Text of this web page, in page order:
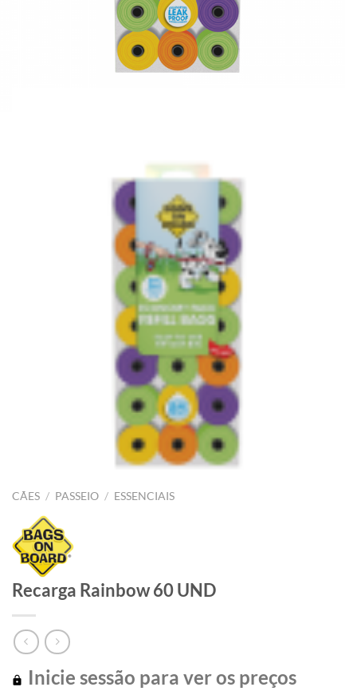
CÃES / PASSEIO / ESSENCIAIS
Recarga Rainbow 60 UND
Inicie sessão para ver os preços